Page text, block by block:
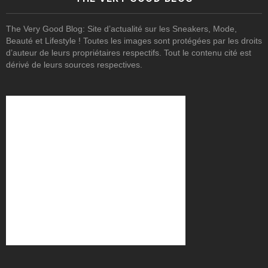
The Very Good Blog: Site d’actualité sur les Sneakers, Mode,
Beauté et Lifestyle ! Toutes les images sont protégées par les droits
d’auteur de leurs propriétaires respectifs. Tout le contenu cité est
dérivé de leurs sources respectives.